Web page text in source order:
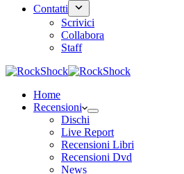
Contatti
Scrivici
Collabora
Staff
Home
Recensioni
Dischi
Live Report
Recensioni Libri
Recensioni Dvd
News